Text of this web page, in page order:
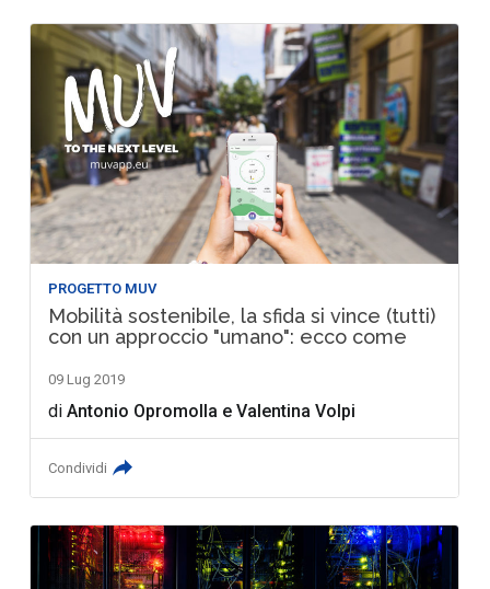
PROGETTO MUV
Mobilità sostenibile, la sfida si vince (tutti)
con un approccio "umano": ecco come
09 Lug 2019
diAntonio Opromolla eValentina Volpi
Condividi